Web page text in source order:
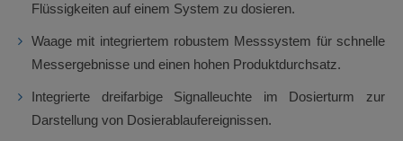
Flüssigkeiten auf einem System zu dosieren.
Waage mit integriertem robustem Messsystem für schnelle
Messergebnisse und einen hohen Produktdurchsatz.
Integrierte dreifarbige Signalleuchte im Dosierturm zur
Darstellung von Dosierablaufereignissen.